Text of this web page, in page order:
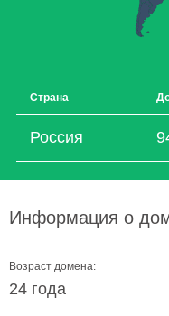
Страна
Россия
Информация о
Возраст домена:
24 года